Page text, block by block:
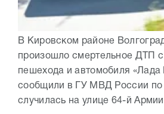
В Кировском районе
произошло смертельное ДТП с
пешехода и автомобиля «Лада
сообщили в ГУ МВД России по
случилась на улице 64-й